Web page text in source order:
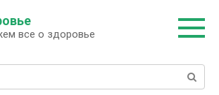
все о здоровье